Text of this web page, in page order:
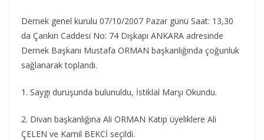
Dernek genel kurulu 07/10/2007 Pazar günü Saat: 13,30
da Çankırı Caddesi No: 74 Dışkapı ANKARA adresinde
Dernek Başkanı Mustafa ORMAN başkanlığında çoğunluk
sağlanarak toplandı.
1. Saygı duruşunda bulunuldu, İstiklal Marşı Okundu.
2. Divan başkanlığına Ali ORMAN Katip üyeliklere Ali
ÇELEN ve Kamil BEKCİ seçildi.